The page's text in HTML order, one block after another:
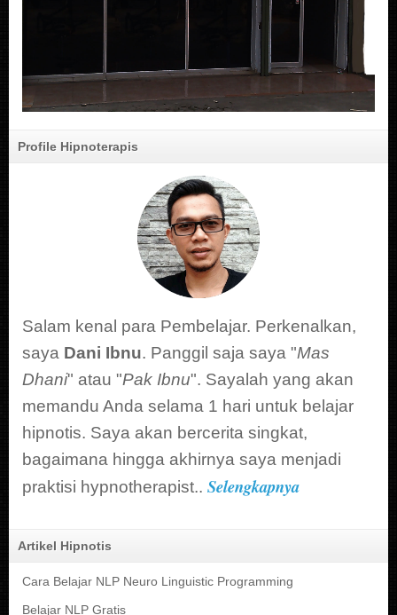
Profile Hipnoterapis
Salam kenal para Pembelajar. Perkenalkan,
saya Dani Ibnu. Panggil saja saya "Mas
Dhani" atau "Pak Ibnu". Sayalah yang akan
memandu Anda selama 1 hari untuk belajar
hipnotis. Saya akan bercerita singkat,
bagaimana hingga akhirnya saya menjadi
praktisi hypnotherapist.. Selengkapnya
Artikel Hipnotis
Cara Belajar NLP Neuro Linguistic Programming
Belajar NLP Gratis